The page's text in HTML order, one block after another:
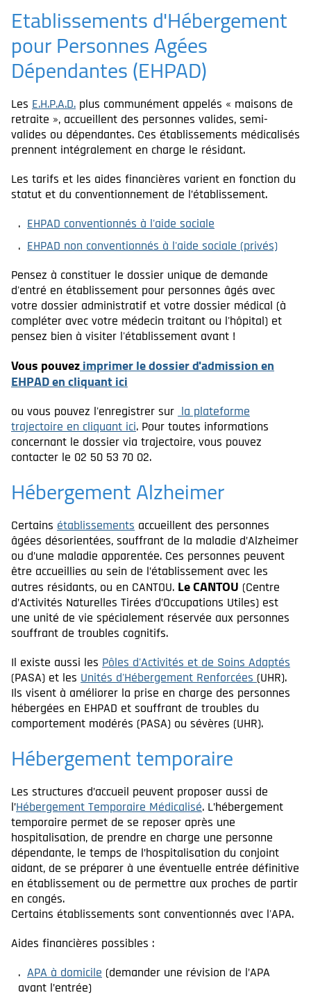
Etablissements d'Hébergement
pour Personnes Agées
Dépendantes (EHPAD)
Les E.H.P.A.D. plus communément appelés « maisons de
retraite », accueillent des personnes valides, semi-
valides ou dépendantes. Ces établissements médicalisés
prennent intégralement en charge le résidant.
Les tarifs et les aides financières varient en fonction du
statut et du conventionnement de l’établissement.
EHPAD conventionnés à l'aide sociale
EHPAD non conventionnés à l'aide sociale (privés)
Pensez à constituer le dossier unique de demande
d'entré en établissement pour personnes âgés avec
votre dossier administratif et votre dossier médical (à
compléter avec votre médecin traitant ou l'hôpital) et
pensez bien à visiter l'établissement avant !
Vous pouvezimprimer le dossier d'admission en
EHPAD en cliquant ici
ou vous pouvez l'enregistrer sur la plateforme
trajectoire en cliquant ici. Pour toutes informations
concernant le dossier via trajectoire, vous pouvez
contacter le 02 50 53 70 02.
Hébergement Alzheimer
Certains établissements accueillent des personnes
âgées désorientées, souffrant de la maladie d’Alzheimer
ou d’une maladie apparentée. Ces personnes peuvent
être accueillies au sein de l’établissement avec les
autres résidants, ou en CANTOU. Le CANTOU (Centre
d’Activités Naturelles Tirées d’Occupations Utiles) est
une unité de vie spécialement réservée aux personnes
souffrant de troubles cognitifs.
Il existe aussi les Pôles d'Activités et de Soins Adaptés
(PASA) et les Unités d'Hébergement Renforcées (UHR).
Ils visent à améliorer la prise en charge des personnes
hébergées en EHPAD et souffrant de troubles du
comportement modérés (PASA) ou sévères (UHR).
Hébergement temporaire
Les structures d’accueil peuvent proposer aussi de
l’Hébergement Temporaire Médicalisé. L’hébergement
temporaire permet de se reposer après une
hospitalisation, de prendre en charge une personne
dépendante, le temps de l’hospitalisation du conjoint
aidant, de se préparer à une éventuelle entrée définitive
en établissement ou de permettre aux proches de partir
en congés.
Certains établissements sont conventionnés avec l'APA.
Aides financières possibles :
APA à domicile (demander une révision de l’APA
avant l’entrée)